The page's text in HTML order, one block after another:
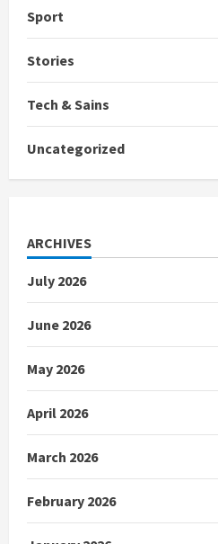
Sport
Stories
Tech & Sains
Uncategorized
ARCHIVES
July 2026
June 2026
May 2026
April 2026
March 2026
February 2026